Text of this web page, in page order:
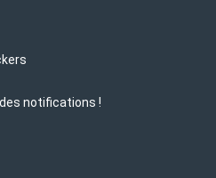
notifications !